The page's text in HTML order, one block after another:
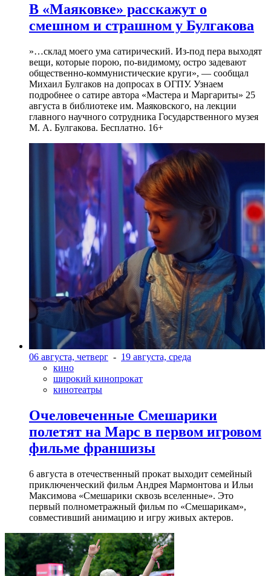
В «Маяковке» расскажут о
смешном и страшном у Булгакова
»…склад моего ума сатирический. Из-под пера выходят
вещи, которые порою, по-видимому, остро задевают
общественно-коммунистические круги», — сообщал
Михаил Булгаков на допросах в ОГПУ. Узнаем
подробнее о сатире автора «Мастера и Маргариты» 25
августа в библиотеке им. Маяковского, на лекции
главного научного сотрудника Государственного музея
М. А. Булгакова. Бесплатно. 16+
06 августа, четверг - 19 августа, среда
кино
широкий кинопрокат
кинотеатры
Очеловеченные Смешарики
полетят на Марс в первом игровом
фильме франшизы
6 августа в отечественный прокат выходит семейный
приключенческий фильм Андрея Мармонтова и Ильи
Максимова «Смешарики сквозь вселенные». Это
первый полнометражный фильм по «Смешарикам»,
совместивший анимацию и игру живых актеров.